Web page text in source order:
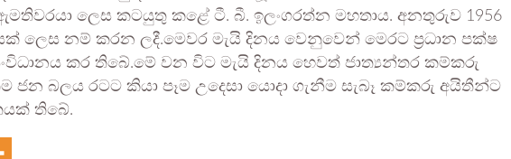
ලෙස කටයුතු කළේ ටී. බී. ඉලංගරත්න මහතාය. අනතුරුව 1956
ලෙස නම් කරන ලදී.මෙවර මැයි දිනය වෙනුවෙන් මෙරට ප්‍රධාන පක්ෂ
කර තිබේ.මේ වන විට මැයි දිනය හෙවත් ජාත්‍යන්තර කම්කරු
ජන බලය රටට කියා පෑම උදෙසා යොදා ගැනීම සැබෑ කම්කරු අයිතීන්ට
තිබේ.